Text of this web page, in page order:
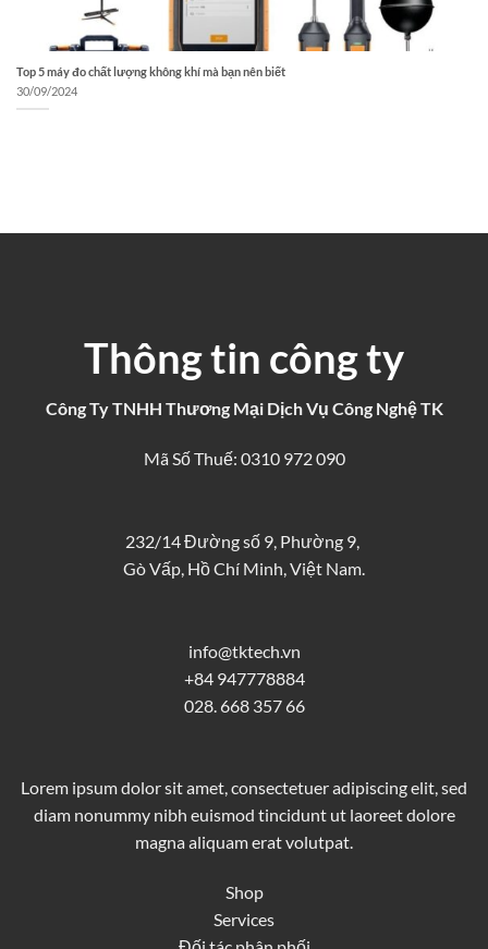
Top 5 máy đo chất lượng không khí mà bạn nên biết
30/09/2024
Thông tin công ty
Công Ty TNHH Thương Mại Dịch Vụ Công Nghệ TK
Mã Số Thuế: 0310 972 090
232/14 Đường số 9, Phường 9,
Gò Vấp, Hồ Chí Minh, Việt Nam.
info@tktech.vn
+84 947778884
028. 668 357 66
Lorem ipsum dolor sit amet, consectetuer adipiscing elit, sed
diam nonummy nibh euismod tincidunt ut laoreet dolore
magna aliquam erat volutpat.
Shop
Services